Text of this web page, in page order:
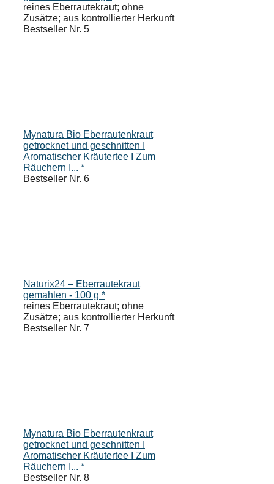
reines Eberrautekraut; ohne
Zusätze; aus kontrollierter Herkunft
Bestseller Nr. 5
Mynatura Bio Eberrautenkraut
getrocknet und geschnitten I
Aromatischer Kräutertee I Zum
Räuchern I... *
Bestseller Nr. 6
Naturix24 – Eberrautekraut
gemahlen - 100 g *
reines Eberrautekraut; ohne
Zusätze; aus kontrollierter Herkunft
Bestseller Nr. 7
Mynatura Bio Eberrautenkraut
getrocknet und geschnitten I
Aromatischer Kräutertee I Zum
Räuchern I... *
Bestseller Nr. 8